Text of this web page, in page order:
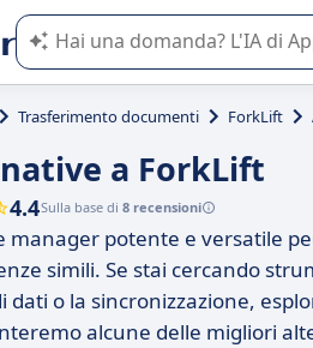
L'IA di Appvizer vi guida
Trasferimento documenti ForkLift
a ForkLift
4.4Sulla base di 8 recensioni
manager potente e versatile
simili. Se stai cercando
o la sincronizzazione,
alcune delle migliori